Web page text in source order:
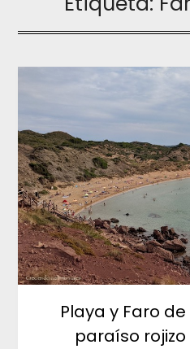
Playa y Faro
paraíso